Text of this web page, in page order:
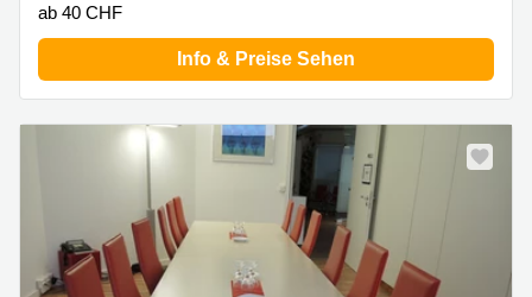
ab 40 CHF
Info & Preise Sehen